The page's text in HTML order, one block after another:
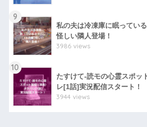
9
私の夫は冷凍庫に眠ってい
怪しい隣人登場！
3986 views
10
たすけて-読モの心霊スポッ
レ[1話]実況配信スタート！
3944 views